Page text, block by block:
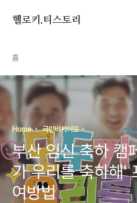
헬로키.티스토리
홈
Home 국민비서이모
부산 임신 축하 캠
가 우리를 축하해'
여방법